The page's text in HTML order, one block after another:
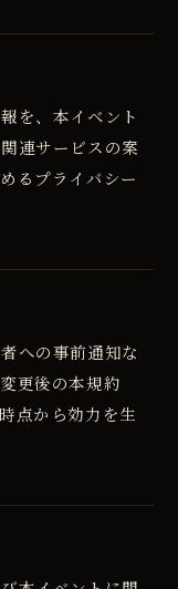
を、本イベント
連サービスの案
るプライバシー
への事前通知な
更後の本規約
点から効力を生